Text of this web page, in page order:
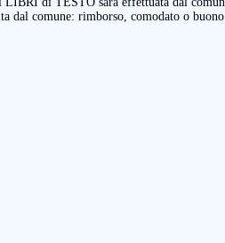
dal comune: rimborso, comodato o